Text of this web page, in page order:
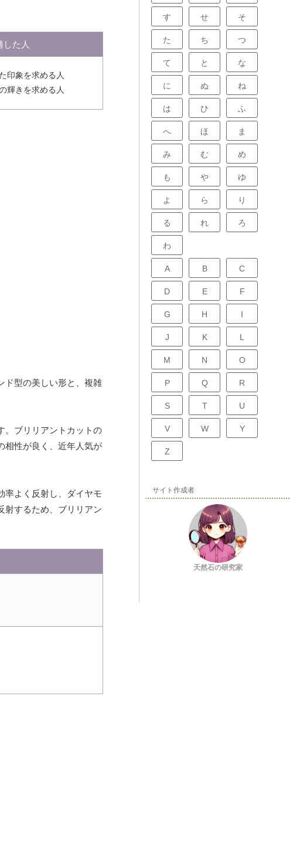
した人
印象を求める人
輝きを求める人
ド型の美しい形と、複雑
。ブリリアントカットの
相性が良く、近年人気が
率よく反射し、ダイヤモ
射するため、ブリリアン
す せ そ
た ち つ
て と な
に ぬ ね
は ひ ふ
へ ほ ま
み む め
も や ゆ
よ ら り
る れ ろ
わ
A B C
D E F
G H I
J K L
M N O
P Q R
S T U
V W Y
Z
サイト作成者
天然石の研究家